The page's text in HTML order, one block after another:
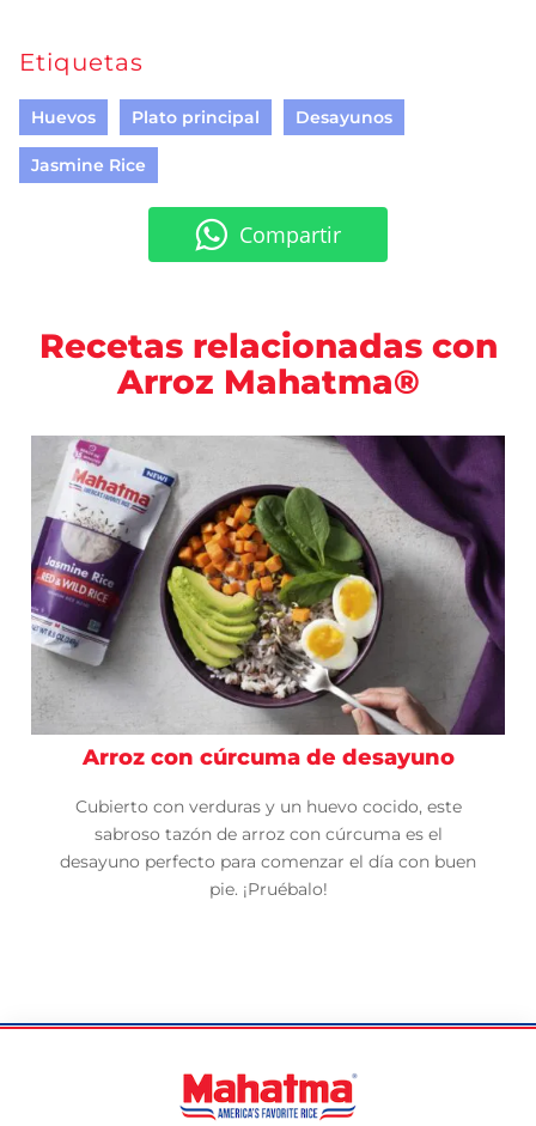
Etiquetas
Huevos Plato principal Desayunos
Jasmine Rice
Compartir
Recetas relacionadas con
Arroz Mahatma®
Arroz con cúrcuma de desayuno
Cubierto con verduras y un huevo cocido, este
sabroso tazón de arroz con cúrcuma es el
desayuno perfecto para comenzar el día con buen
pie. ¡Pruébalo!